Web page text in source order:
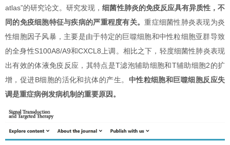
atlas”的研究论文。研究发现，细菌性肺炎的免疫反应具有异质性，不
同的免疫细胞特征与疾病的严重程度有关。重症细菌性肺炎表现为炎
性细胞因子风暴，主要是由于特定的巨噬细胞和中性粒细胞亚群导致
的全身性S100A8/A9和CXCL8上调。相比之下，轻度细菌性肺炎表现
出有效的体液免疫反应，其特点是T滤泡辅助细胞和T辅助细胞2的扩
增，促进B细胞的活化和抗体的产生。 中性粒细胞和巨噬细胞反应失
调是重症病例发病机制的重要原因。